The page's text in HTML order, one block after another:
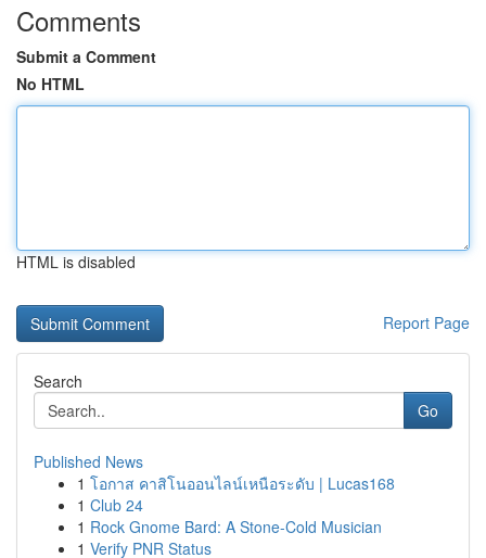
Comments
Submit a Comment
No HTML
HTML is disabled
Report Page
Search
Go
Published News
1 โอกาส คาสิโนออนไลน์เหนือระดับ | Lucas168
1 Club 24
1 Rock Gnome Bard: A Stone-Cold Musician
1 Verify PNR Status